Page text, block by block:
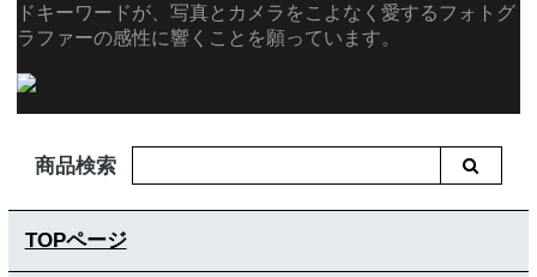
ドキーワードが、写真とカメラをこよなく愛するフォトグ
ラファーの感性に響くことを願っています。
商品検索
TOPページ